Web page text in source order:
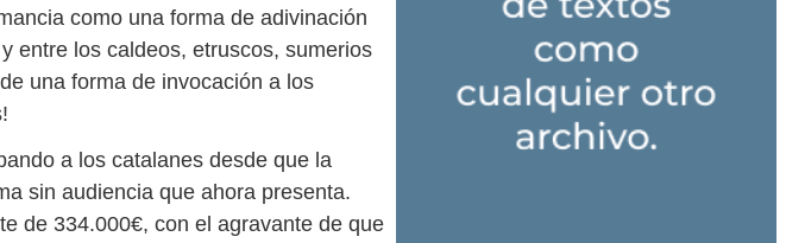
como una forma de adivinación
entre los caldeos, etruscos, sumerios
una forma de invocación a los
a los catalanes desde que la
sin audiencia que ahora presenta.
de 334.000€, con el agravante de que